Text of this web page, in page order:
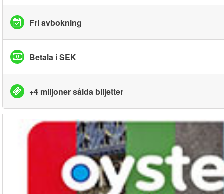
Fri avbokning
Betala i SEK
+4 miljoner sålda biljetter